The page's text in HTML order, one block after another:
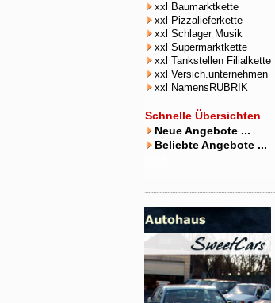
xxl Baumarktkette
xxl Pizzalieferkette
xxl Schlager Musik
xxl Supermarktkette
xxl Tankstellen Filialkette
xxl Versich.unternehmen
xxl NamensRUBRIK
Schnelle Übersichten
Neue Angebote ...
Beliebte Angebote ...